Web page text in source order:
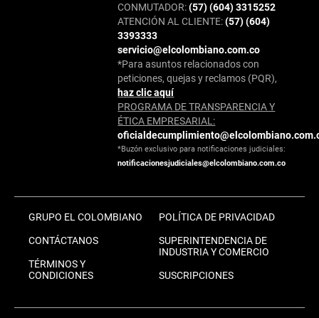
CONMUTADOR:(57) (604) 3315252
ATENCIÓN AL CLIENTE:(57) (604)
3393333
servicio@elcolombiano.com.co
*Para asuntos relacionados con
peticiones, quejas y reclamos (PQR),
haz clic aquí
PROGRAMA DE TRANSPARENCIA Y
ÉTICA EMPRESARIAL:
*Buzón exclusivo para notificaciones judiciales:
notificacionesjudiciales@elcolombiano.com.co
GRUPO EL COLOMBIANO
CONTÁCTANOS
TÉRMINOS Y
CONDICIONES
POLÍTICA DE PRIVACIDAD
SUPERINTENDENCIA DE
INDUSTRIA Y COMERCIO
SUSCRIPCIONES